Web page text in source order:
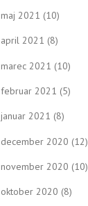
maj 2021 (10)
april 2021 (8)
marec 2021 (10)
februar 2021 (5)
januar 2021 (8)
december 2020 (12)
november 2020 (10)
oktober 2020 (8)